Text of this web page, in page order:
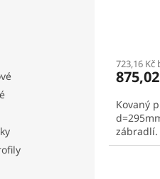
723,16 Kč
Kovaný
zábradlí.